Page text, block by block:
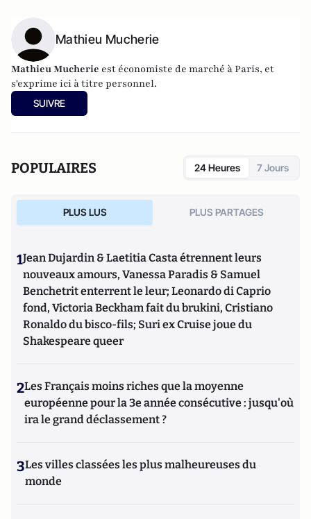
Mathieu Mucherie
Mathieu Mucherie est économiste de marché à Paris, et
s'exprime ici à titre personnel.
SUIVRE
POPULAIRES 24 Heures 7 Jours
PLUS LUS PLUS PARTAGES
1Jean Dujardin & Laetitia Casta étrennent leurs
nouveaux amours, Vanessa Paradis & Samuel
Benchetrit enterrent le leur; Leonardo di Caprio
fond, Victoria Beckham fait du brukini, Cristiano
Ronaldo du bisco-fils; Suri ex Cruise joue du
Shakespeare queer
2Les Français moins riches que la moyenne
européenne pour la 3e année consécutive : jusqu'où
ira le grand déclassement ?
3Les villes classées les plus malheureuses du
monde